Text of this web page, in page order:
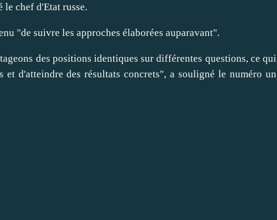
le chef d'Etat russe.
"de suivre les approches élaborées auparavant".
des positions identiques sur différentes questions, ce qui
d'atteindre des résultats concrets", a souligné le numéro un